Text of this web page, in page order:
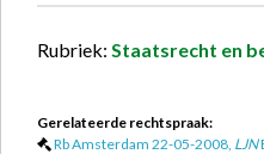
Rubriek: Staatsrecht en
Gerelateerde rechtspraak:
Rb Amsterdam 22-05-2008, LJN